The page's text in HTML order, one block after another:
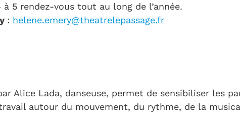
5 rendez-vous tout au long de l’année.
: helene.emery@theatrelepassage.fr
Alice Lada, danseuse, permet de sensibiliser les
autour du mouvement, du rythme, de la